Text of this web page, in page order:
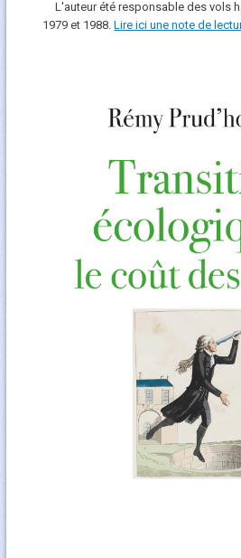
L'auteur été responsable des vols
1979 et 1988.Lire ici une note de